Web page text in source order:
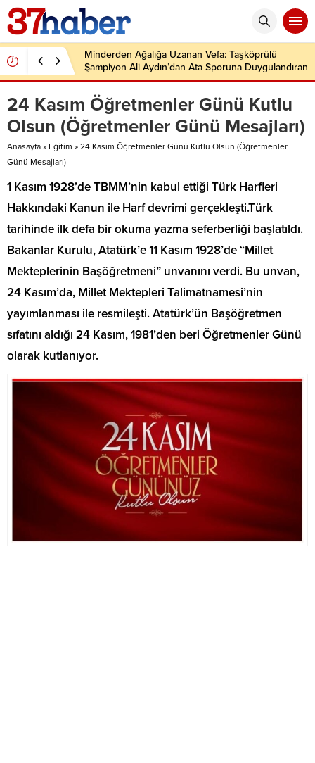
Minderden Ağalığa Uzanan Vefa: Taşköprülü
Şampiyon Ali Aydın’dan Ata Sporuna Duygulandıran
Dönüş
24 Kasım Öğretmenler Günü Kutlu
Olsun (Öğretmenler Günü Mesajları)
Anasayfa » Eğitim » 24 Kasım Öğretmenler Günü Kutlu Olsun (Öğretmenler
Günü Mesajları)
1 Kasım 1928’de TBMM’nin kabul ettiği Türk Harfleri
Hakkındaki Kanun ile Harf devrimi gerçekleşti.Türk
tarihinde ilk defa bir okuma yazma seferberliği başlatıldı.
Bakanlar Kurulu, Atatürk’e 11 Kasım 1928’de “Millet
Mekteplerinin Başöğretmeni” unvanını verdi. Bu unvan,
24 Kasım’da, Millet Mektepleri Talimatnamesi’nin
yayımlanması ile resmileşti. Atatürk’ün Başöğretmen
sıfatını aldığı 24 Kasım, 1981’den beri Öğretmenler Günü
olarak kutlanıyor.